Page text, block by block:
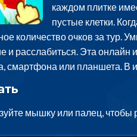
каждом плитке
пустые клетки.
количество очков за тур.
и расслабиться. Эта
смартфона или планшета. В
мышку или палец, чтобы